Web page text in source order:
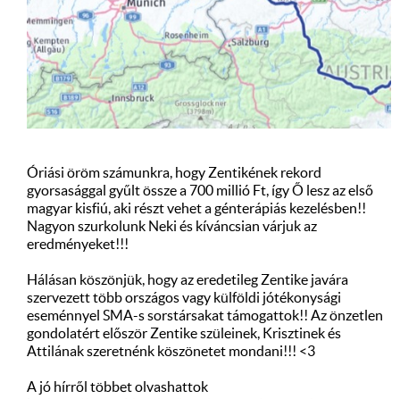
Óriási öröm számunkra, hogy Zentikének rekord
gyorsasággal gyűlt össze a 700 millió Ft, így Ő lesz az első
magyar kisfiú, aki részt vehet a génterápiás kezelésben!!
Nagyon szurkolunk Neki és kíváncsian várjuk az
eredményeket!!!
Hálásan köszönjük, hogy az eredetileg Zentike javára
szervezett több országos vagy külföldi jótékonysági
eseménnyel SMA-s sorstársakat támogattok!! Az önzetlen
gondolatért először Zentike szüleinek, Krisztinek és
Attilának szeretnénk köszönetet mondani!!! <3
A jó hírről többet olvashattok